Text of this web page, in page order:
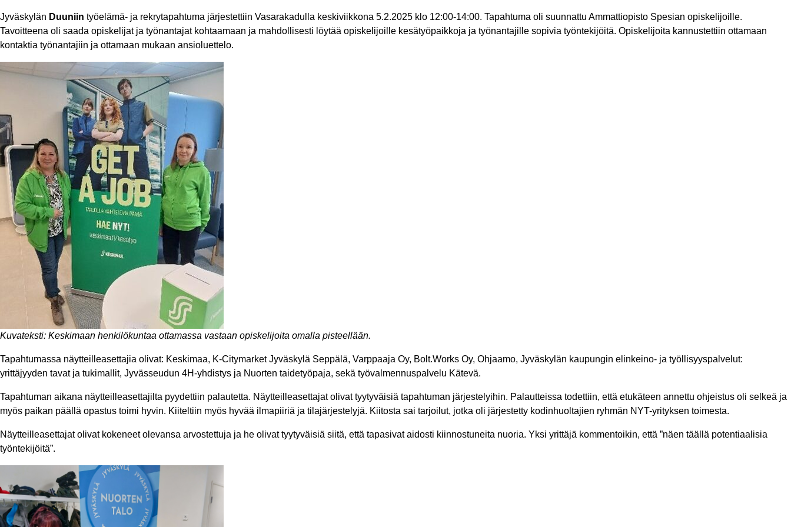
Jyväskylän Duuniin työelämä- ja rekrytapahtuma järjestettiin Vasarakadulla keskiviikkona 5.2.2025 klo 12:00-14:00. Tapahtuma oli suunnattu Ammattiopisto Spesian opiskelijoille.
Tavoitteena oli saada opiskelijat ja työnantajat kohtaamaan ja mahdollisesti löytää opiskelijoille kesätyöpaikkoja ja työnantajille sopivia työntekijöitä. Opiskelijoita kannustettiin ottamaan
kontaktia työnantajiin ja ottamaan mukaan ansioluettelo.
Kuvateksti: Keskimaan henkilökuntaa ottamassa vastaan opiskelijoita omalla pisteellään.
Tapahtumassa näytteilleasettajia olivat: Keskimaa, K-Citymarket Jyväskylä Seppälä, Varppaaja Oy, Bolt.Works Oy, Ohjaamo, Jyväskylän kaupungin elinkeino- ja työllisyyspalvelut:
yrittäjyyden tavat ja tukimallit​, Jyvässeudun 4H-yhdistys​ ja Nuorten taidetyöpaja​, sekä työvalmennuspalvelu Kätevä.
Tapahtuman aikana näytteilleasettajilta pyydettiin palautetta. Näytteilleasettajat olivat tyytyväisiä tapahtuman järjestelyihin. Palautteissa todettiin, että etukäteen annettu ohjeistus oli selkeä ja
myös paikan päällä opastus toimi hyvin. Kiiteltiin myös hyvää ilmapiiriä ja tilajärjestelyjä. Kiitosta sai tarjoilut, jotka oli järjestetty kodinhuoltajien ryhmän NYT-yrityksen toimesta.
Näytteilleasettajat olivat kokeneet olevansa arvostettuja ja he olivat tyytyväisiä siitä, että tapasivat aidosti kiinnostuneita nuoria. Yksi yrittäjä kommentoikin, että ”näen täällä potentiaalisia
työntekijöitä”.